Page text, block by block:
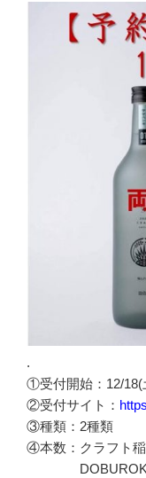
.
①受付開始：12/18(
②受付サイト：
③種類：2種類
④本数：クラフト